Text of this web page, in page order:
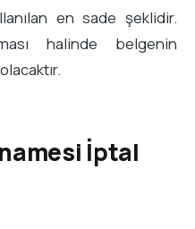
en sade şeklidir.
halinde belgenin
İptal